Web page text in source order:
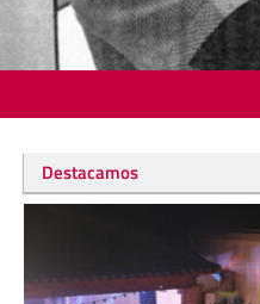
Destacamos